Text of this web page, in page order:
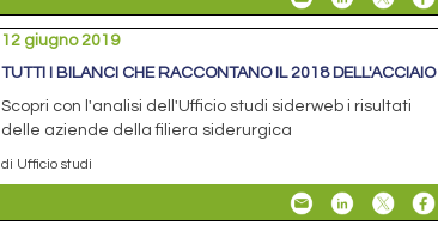
12 giugno 2019
TUTTI I BILANCI CHE RACCONTANO IL 2018 DELL'ACCIAIO
Scopri con l'analisi dell'Ufficio studi siderweb i risultati
delle aziende della filiera siderurgica
di Ufficio studi